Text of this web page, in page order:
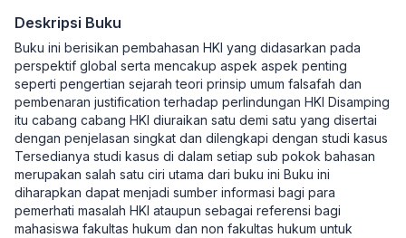
Deskripsi Buku
Buku ini berisikan pembahasan HKI yang didasarkan pada
perspektif global serta mencakup aspek aspek penting
seperti pengertian sejarah teori prinsip umum falsafah dan
pembenaran justification terhadap perlindungan HKI Disamping
itu cabang cabang HKI diuraikan satu demi satu yang disertai
dengan penjelasan singkat dan dilengkapi dengan studi kasus
Tersedianya studi kasus di dalam setiap sub pokok bahasan
merupakan salah satu ciri utama dari buku ini Buku ini
diharapkan dapat menjadi sumber informasi bagi para
pemerhati masalah HKI ataupun sebagai referensi bagi
mahasiswa fakultas hukum dan non fakultas hukum untuk